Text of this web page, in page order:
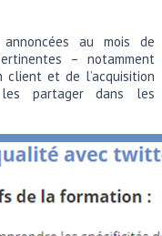
au mois de
– notamment
et de l’acquisition
partager dans les